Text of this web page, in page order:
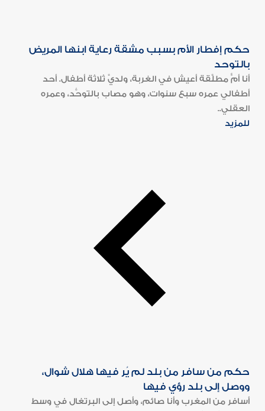
حكم إفطار الأم بسبب مشقة رعاية ابنها المريض
بالتوحد
أنا أمٌّ مطلَّقة أعيش في الغربة، ولديَّ ثلاثة أطفال. أحد
أطفالي عمره سبع سنوات، وهو مصاب بالتوحُّد، وعمره
العقلي..
للمزيد
حكم من سافر من بلد لم يُر فيها هلال شوال،
ووصل إلى بلد رؤي فيها
أسافر من المغرب وأنا صائم، وأصل إلى البرتغال في وسط